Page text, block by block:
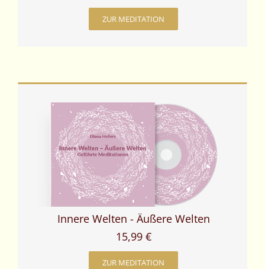
ZUR MEDITATION
Innere Welten - Äußere Welten
15,99 €
ZUR MEDITATION